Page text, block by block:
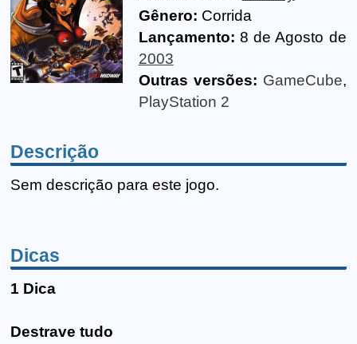
Gênero: Corrida
Lançamento: 8 de Agosto de
2003
Outras versões: GameCube,
PlayStation 2
Descrição
Sem descrição para este jogo.
Dicas
1 Dica
Destrave tudo